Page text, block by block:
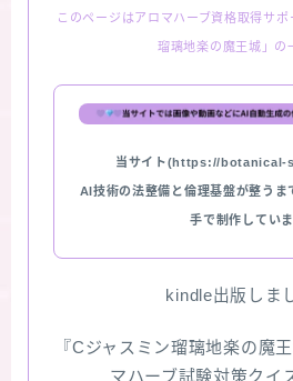
おすすめ商品＆レビュー
版限定)
このページはアロマハーブ資格取得サ
瑠璃地楽の魔王城」の
当サイト(https://botanical-
AI技術の法整備と倫理基盤が整うま
手で制作してい
kindle出版しま
『Cジャスミン瑠璃地楽の魔
マハーブ試験対策クイ